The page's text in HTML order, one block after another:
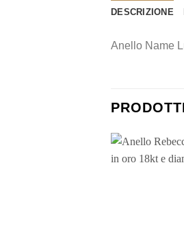
DESCRIZIONE
Anello Name